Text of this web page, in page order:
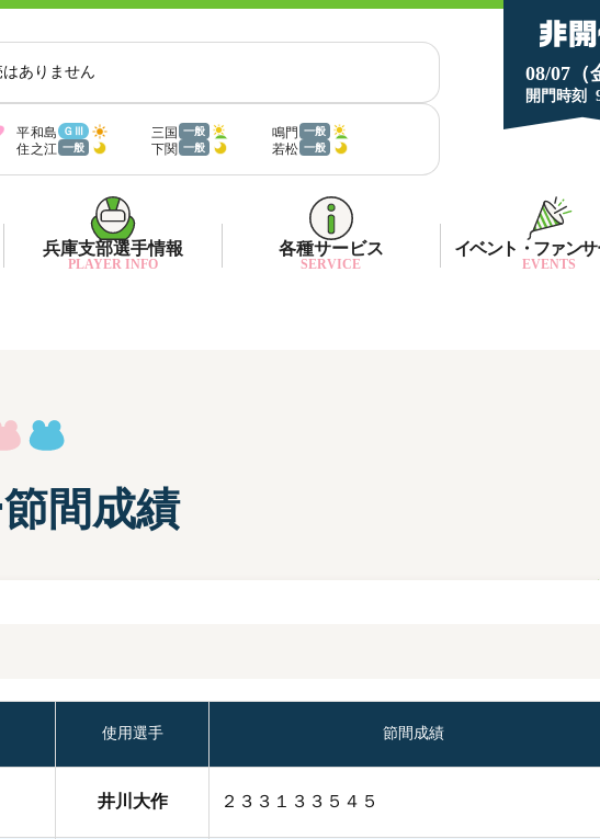
08/07（
開門時刻
ありません
平和島 ＧⅢ 三国 一般 鳴門 一般
住之江 一般 下関 一般 若松 一般
選手検索
兵庫支部選手情報
PLAYER INFO
兵庫支部選手優勝実績
兵庫支部選手プロフィール一覧
各種サービス
SERVICE
マスコットキャラクター
イベント・ファン
EVENTS
間成績
使用選手 節間成績
井川大作 ２３３１３３５４５